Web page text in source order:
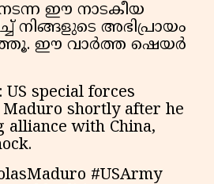
ഈ നാടകീയ
നിങ്ങളുടെ അഭിപ്രായം
ഈ വാർത്ത ഷെയർ
special forces
shortly after he
alliance with China,
#USArmy